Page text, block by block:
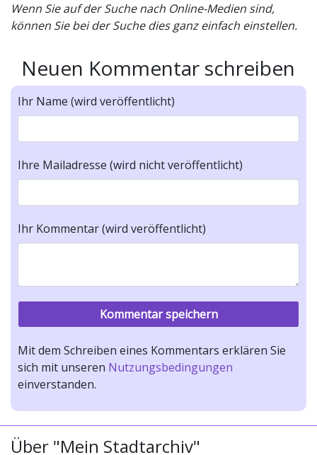
Wenn Sie auf der Suche nach Online-Medien sind,
können Sie bei der Suche dies ganz einfach einstellen.
Neuen Kommentar schreiben
Ihr Name (wird veröffentlicht)
Ihre Mailadresse (wird nicht veröffentlicht)
Ihr Kommentar (wird veröffentlicht)
Mit dem Schreiben eines Kommentars erklären Sie
sich mit unseren Nutzungsbedingungen
einverstanden.
Über "Mein Stadtarchiv"